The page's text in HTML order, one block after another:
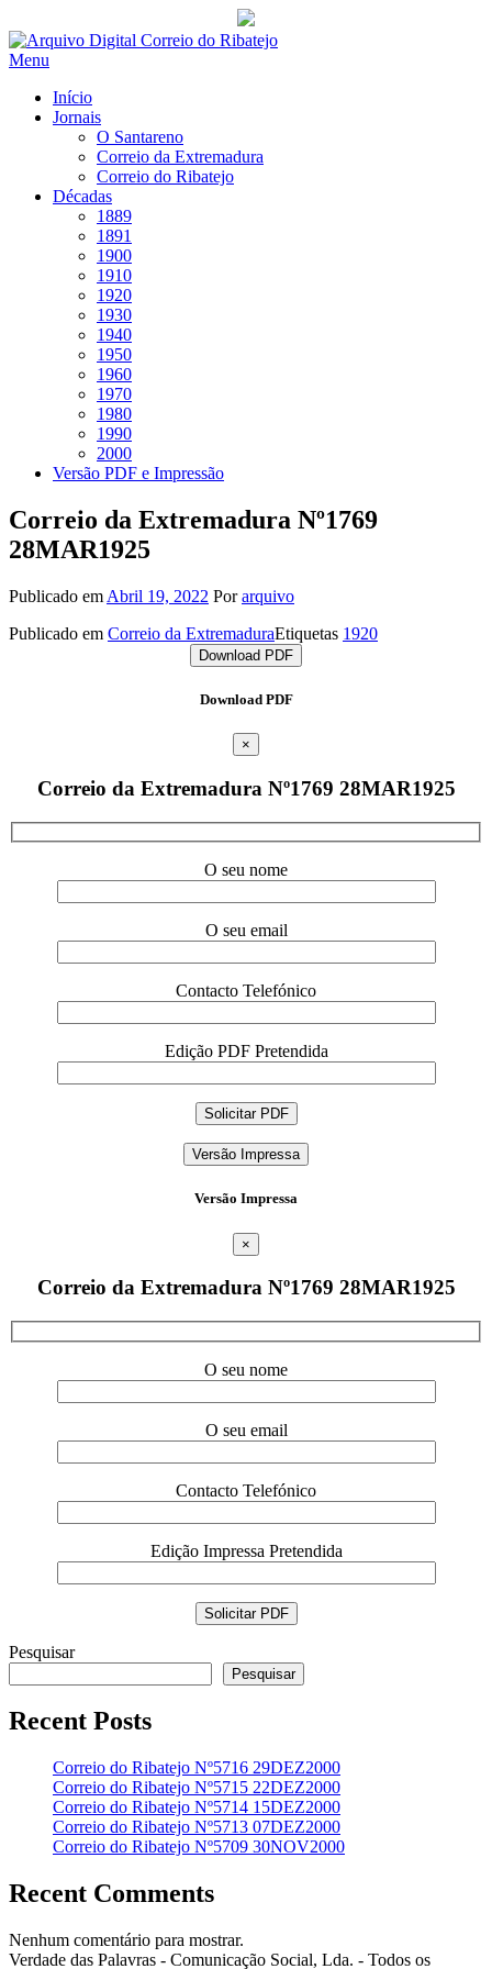
Saltar
para
Menu
Início
Jornais
O Santareno
Correio da Extremadura
Correio do Ribatejo
Décadas
1889
1891
1900
1910
1920
1930
1940
1950
1960
1970
1980
1990
2000
Versão PDF e Impressão
Correio da Extremadura Nº1769
28MAR1925
Publicado em Abril 19, 2022 Porarquivo
Publicado em Correio da ExtremaduraEtiquetas 1920
Download PDF
Download PDF
×
Correio da Extremadura Nº1769 28MAR1925
O seu nome
O seu email
Contacto Telefónico
Edição PDF Pretendida
Versão Impressa
Versão Impressa
×
Correio da Extremadura Nº1769 28MAR1925
O seu nome
O seu email
Contacto Telefónico
Edição Impressa Pretendida
Pesquisar
Pesquisar
Recent Posts
Correio do Ribatejo Nº5716 29DEZ2000
Correio do Ribatejo Nº5715 22DEZ2000
Correio do Ribatejo Nº5714 15DEZ2000
Correio do Ribatejo Nº5713 07DEZ2000
Correio do Ribatejo Nº5709 30NOV2000
Recent Comments
Nenhum comentário para mostrar.
Verdade das Palavras - Comunicação Social, Lda. - Todos os